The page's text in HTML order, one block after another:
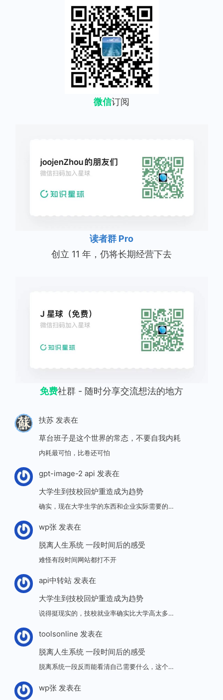
微信订阅
读者群 Pro
创立 11 年，仍将长期经营下去
免费社群 - 随时分享交流想法的地方
扶苏发表在
草台班子是这个世界的常态，不要自我内耗
内耗最可怕，比卷还可怕
gpt-image-2 api 发表在
大学生到技校回炉重造成为趋势
确实，现在大学生学的东西和企业实际需要的…
wp张发表在
脱离人生系统 一段时间后的感受
难怪有段时间网站都打不开
api中转站发表在
大学生到技校回炉重造成为趋势
说得挺现实的，技校就业率确实比大学高太多…
toolsonline 发表在
脱离人生系统 一段时间后的感受
脱离系统一段反而能看清自己需要什么，这个…
wp张发表在